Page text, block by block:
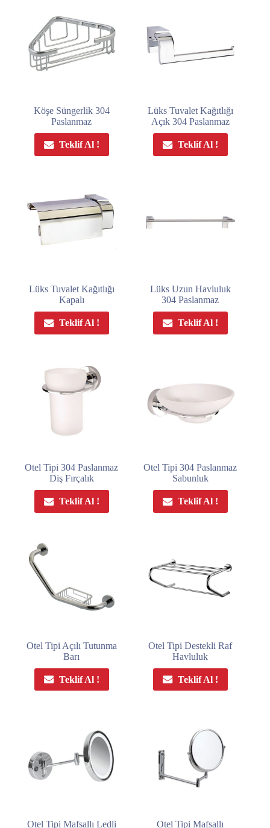
Köşe Süngerlik 304
Paslanmaz
Teklif Al !
Lüks Tuvalet Kağıtlığı
Açık 304 Paslanmaz
Teklif Al !
Lüks Tuvalet Kağıtlığı
Kapalı
Teklif Al !
Lüks Uzun Havluluk
304 Paslanmaz
Teklif Al !
Otel Tipi 304 Paslanmaz
Diş Fırçalık
Teklif Al !
Otel Tipi 304 Paslanmaz
Sabunluk
Teklif Al !
Otel Tipi Açılı Tutunma
Barı
Teklif Al !
Otel Tipi Destekli Raf
Havluluk
Teklif Al !
Otel Tipi Mafsallı Ledli Otel Tipi Mafsallı